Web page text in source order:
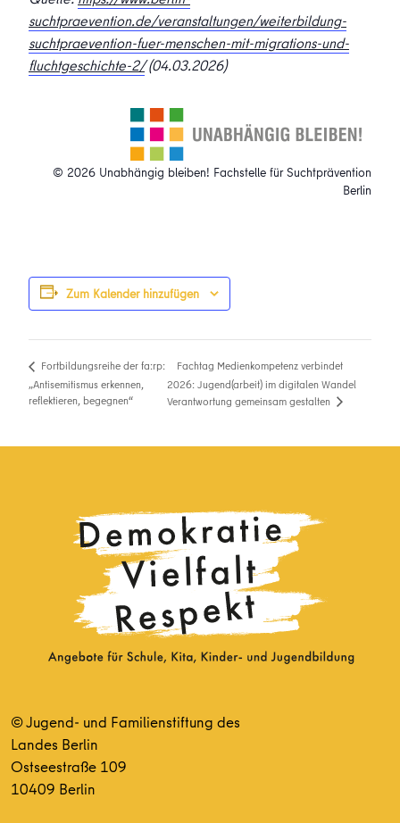
suchtpraevention.de/veranstaltungen/weiterbildung-
suchtpraevention-fuer-menschen-mit-migrations-und-
fluchtgeschichte-2/(04.03.2026)
© 2026 Unabhängig bleiben! Fachstelle für Suchtprävention
Berlin
Zum Kalender hinzufügen
Fortbildungsreihe der fa:rp:
„Antisemitismus erkennen,
reflektieren, begegnen“
Fachtag Medienkompetenz verbindet
2026: Jugend(arbeit) im digitalen Wandel
Verantwortung gemeinsam gestalten
© Jugend- und Familienstiftung des
Landes Berlin
Ostseestraße 109
10409 Berlin